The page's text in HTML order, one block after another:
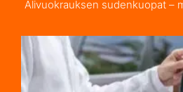
Alivuokrauksen sudenkuopat –